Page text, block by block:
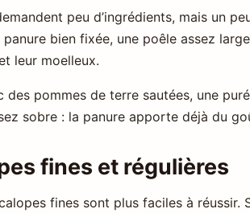
peu d’ingrédients, mais un
bien fixée, une poêle assez
leur moelleux.
pommes de terre sautées, une
sobre : la panure apporte déjà du
fines et régulières
fines sont plus faciles à